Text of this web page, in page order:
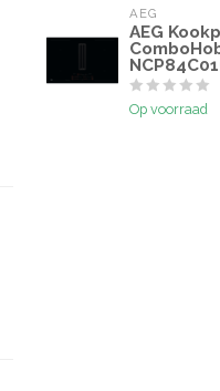
AEG
AEG
Op voorraad